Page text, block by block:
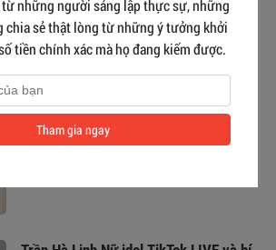
#11 ý tưởng kinh doanh ở Trung Quốc
ĐỘC NHẤT mà thành công không
tưởng
những người sáng lập thực sự, những
chia sẻ thật lòng từ những ý tưởng khởi
tiền chính xác mà họ đang kiếm được.
Tham gia ngay